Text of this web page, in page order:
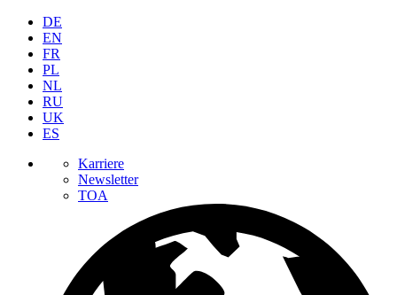
DE
EN
FR
PL
NL
RU
UK
ES
Karriere
Newsletter
TOA